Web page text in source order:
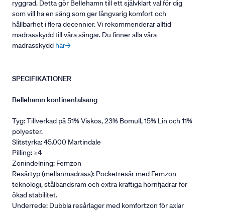
ryggrad. Detta gör Bellehamn till ett självklart val för dig
som vill ha en säng som ger långvarig komfort och
hållbarhet i flera decennier. Vi rekommenderar alltid
madrasskydd till våra sängar. Du finner alla våra
madrasskydd här→
SPECIFIKATIONER
Bellehamn kontinentalsäng
Tyg: Tillverkad på 51% Viskos, 23% Bomull, 15% Lin och 11%
polyester.
Slitstyrka: 45.000 Martindale
Pilling: ≥4
Zonindelning: Femzon
Resårtyp (mellanmadrass): Pocketresår med Femzon
teknologi, stålbandsram och extra kraftiga hörnfjädrar för
ökad stabilitet.
Underrede: Dubbla resårlager med komfortzon för axlar